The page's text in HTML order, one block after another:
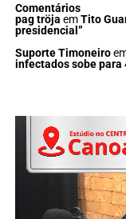
Comentários
pag tröja emTito
presidencial”
Suporte Timoneiro
infectados sobe para